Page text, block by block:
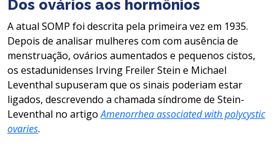
Dos ovários aos hormônios
A atual SOMP foi descrita pela primeira vez em 1935.
Depois de analisar mulheres com com ausência de
menstruação, ovários aumentados e pequenos cistos,
os estadunidenses Irving Freiler Stein e Michael
Leventhal supuseram que os sinais poderiam estar
ligados, descrevendo a chamada síndrome de Stein-
Leventhal no artigoAmenorrhea associated with polycystic
ovaries.